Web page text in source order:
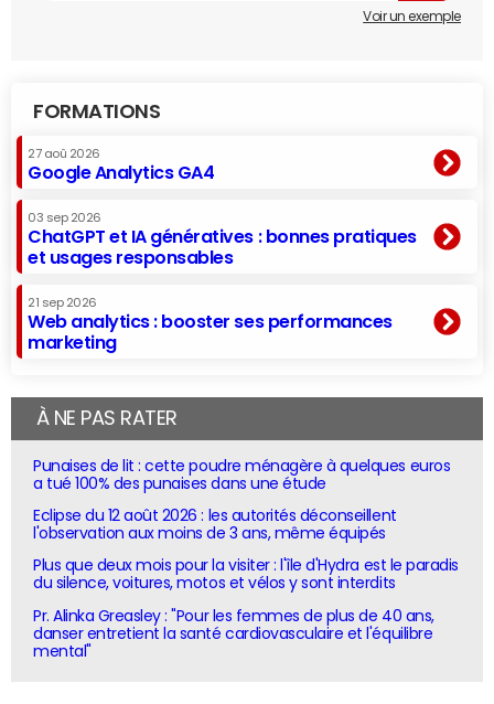
Voir un exemple
FORMATIONS
27 aoû 2026
Google Analytics GA4
03 sep 2026
ChatGPT et IA génératives : bonnes pratiques
et usages responsables
21 sep 2026
Web analytics : booster ses performances
marketing
À NE PAS RATER
Punaises de lit : cette poudre ménagère à quelques euros
a tué 100% des punaises dans une étude
Eclipse du 12 août 2026 : les autorités déconseillent
l'observation aux moins de 3 ans, même équipés
Plus que deux mois pour la visiter : l'île d'Hydra est le paradis
du silence, voitures, motos et vélos y sont interdits
Pr. Alinka Greasley : "Pour les femmes de plus de 40 ans,
danser entretient la santé cardiovasculaire et l'équilibre
mental"